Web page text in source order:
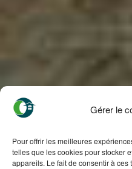
Gérer le
Pour offrir les meilleures
telles que les cookies pour stocker
appareils. Le fait de consentir à